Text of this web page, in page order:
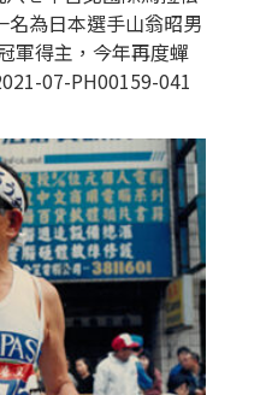
為日本選手山翁昭男
軍得主，今年再度蟬
07-PH00159-041